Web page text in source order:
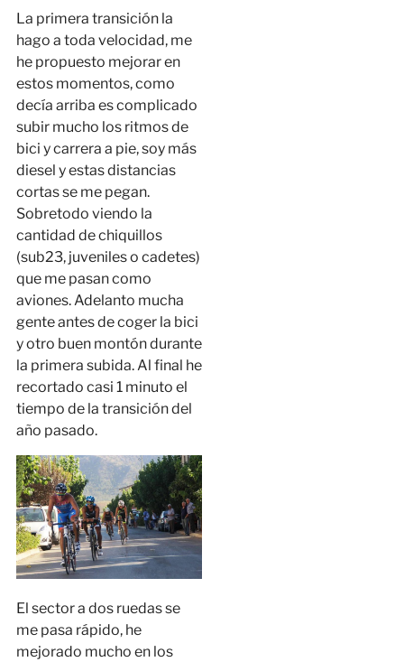
La primera transición la
hago a toda velocidad, me
he propuesto mejorar en
estos momentos, como
decía arriba es complicado
subir mucho los ritmos de
bici y carrera a pie, soy más
diesel y estas distancias
cortas se me pegan.
Sobretodo viendo la
cantidad de chiquillos
(sub23, juveniles o cadetes)
que me pasan como
aviones. Adelanto mucha
gente antes de coger la bici
y otro buen montón durante
la primera subida. Al final he
recortado casi 1 minuto el
tiempo de la transición del
año pasado.
El sector a dos ruedas se
me pasa rápido, he
mejorado mucho en los